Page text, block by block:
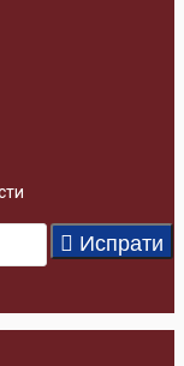
Испрати